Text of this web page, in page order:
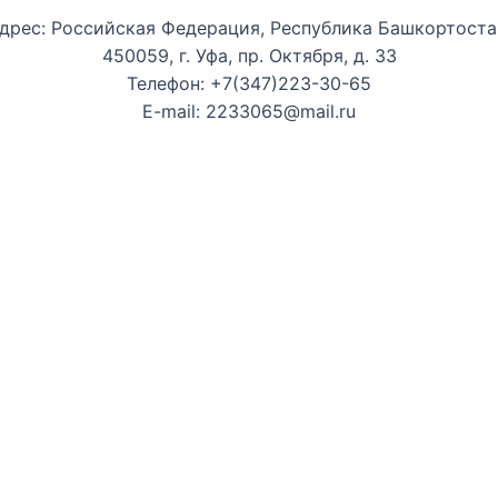
Российская Федерация, Республика
450059, г. Уфа, пр. Октября, д. 33
Телефон: +7(347)223-30-65
E-mail: 2233065@mail.ru